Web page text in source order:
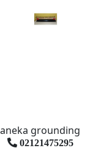
aneka grounding
02121475295